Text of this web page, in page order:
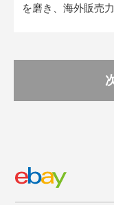
を磨き、海外販売